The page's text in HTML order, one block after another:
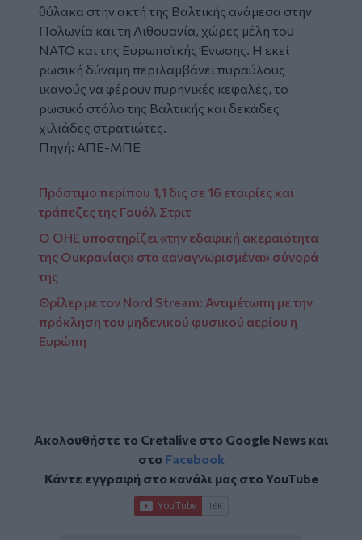
θύλακα στην ακτή της Βαλτικής ανάμεσα στην
Πολωνία και τη Λιθουανία, χώρες μέλη του
ΝΑΤΟ και της Ευρωπαϊκής Ένωσης. Η εκεί
ρωσική δύναμη περιλαμβάνει πυραύλους
ικανούς να φέρουν πυρηνικές κεφαλές, το
ρωσικό στόλο της Βαλτικής και δεκάδες
χιλιάδες στρατιώτες.
Πηγή: ΑΠΕ-ΜΠΕ
Πρόστιμο περίπου 1,1 δις σε 16 εταιρίες και
τράπεζες της Γουόλ Στριτ
Ο ΟΗΕ υποστηρίζει «την εδαφική ακεραιότητα
της Ουκρανίας» στα «αναγνωρισμένα» σύνορά
της
Θρίλερ με τον Nord Stream: Αντιμέτωπη με την
πρόκληση του μηδενικού φυσικού αερίου η
Ευρώπη
Ακολουθήστε το Cretalive στο Google Newsκαι
στο Facebook
Κάντε εγγραφή στο κανάλι μας στοYouTube